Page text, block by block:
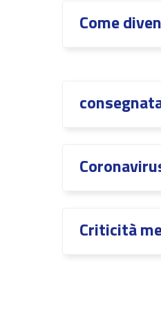
Come
Criticità